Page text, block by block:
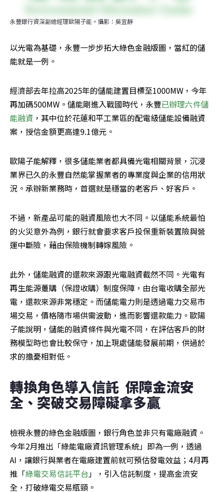
永豐銀行資深副總經理歐陽子能。攝影：吳宜靜
以光電為基礎，永豐一步步拓大綠色金融版圖，當紅的儲
能就是一例。
經濟部去年拉高2025年的儲能建置目標至1000MW，今年
再加碼500MW。儲能剛進入戰國時代，永豐已辦理六件儲
能融資 ，其中位於花蓮和平工業區的配電級儲能設備融資
案，授信金額更高達9.1億元。
歐陽子能解釋，很多儲能業者都具備光電相關背景，沉浸
業界已久的永豐自然能掌握業者的專業度與企業的信用狀
況。承辦新業務時，首選就是穩當的老客戶、好客戶。
不過，新產品可能的融資風險也大不同。以儲能系統最怕
的火災意外為例，銀行就會要求客戶投保重新裝置險與營
運中斷險，藉由保險機制轉嫁風險。
此外，儲能融資的還款來源跟光電融資截然不同。光電有
再生能源躉購（保證收購）制度保障，由台電收購全部光
電，還款來源非常穩定。而儲能電力則是透過電力交易市
場交易，價格隨市場供需波動，進而影響還款能力。歐陽
子能說明，儲能的融資條件與光電不同，在評估客戶的財
務模型時也會比較保守，加上現處儲能發展前期，供過於
求的擔憂相對低。
轉換角色導入信託  保障金流安
全、突破交易障礙拿多贏
檢視永豐的綠色金融版圖，銀行角色並非只有電廠融資。
今年2月推出「綠能電廠資訊管理系統」即為一例，透過
AI，讓銀行與業者在電廠建置前就可預估發電效益；4月再
推「綠電交易信託平台」，引入信託制度，提高金流安
全，打破綠電交易瓶頸。